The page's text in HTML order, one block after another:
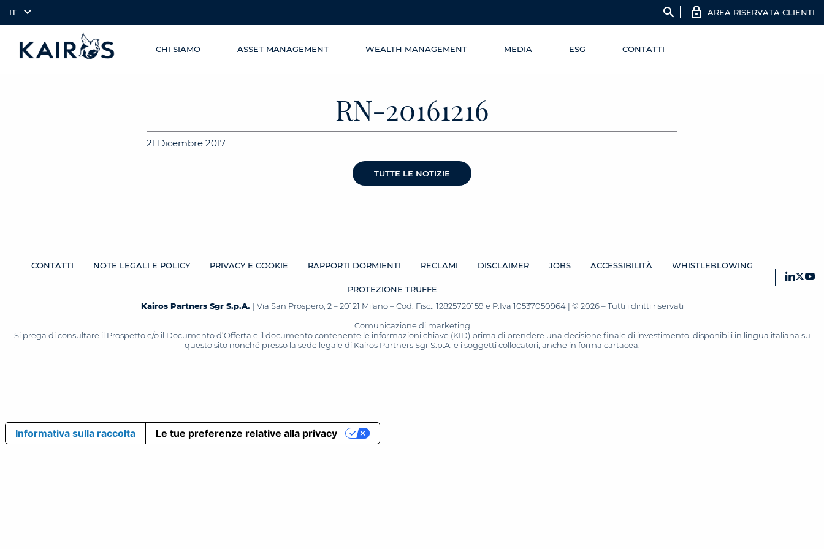
IT search AREA RISERVATA CLIENTI
CHI SIAMO ASSET MANAGEMENT WEALTH MANAGEMENT MEDIA ESG CONTATTI
RN-20161216
21 Dicembre 2017
TUTTE LE NOTIZIE
CONTATTI NOTE LEGALI E POLICY PRIVACY E COOKIE RAPPORTI DORMIENTI RECLAMI DISCLAIMER JOBS ACCESSIBILITÀ WHISTLEBLOWING
PROTEZIONE TRUFFE
Kairos Partners Sgr S.p.A. | Via San Prospero, 2 – 20121 Milano – Cod. Fisc.: 12825720159 e P.Iva 10537050964 | © 2026 – Tutti i diritti riservati
Comunicazione di marketing
Si prega di consultare il Prospetto e/o il Documento d’Offerta e il documento contenente le informazioni chiave (KID) prima di prendere una decisione finale di investimento, disponibili in lingua italiana su
questo sito nonché presso la sede legale di Kairos Partners Sgr S.p.A. e i soggetti collocatori, anche in forma cartacea.
Informativa sulla raccolta Le tue preferenze relative alla privacy